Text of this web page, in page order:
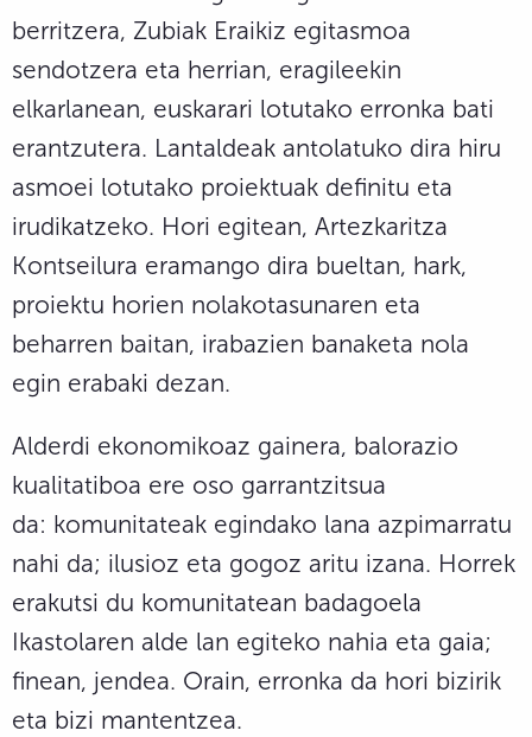
berritzera, Zubiak Eraikiz egitasmoa
sendotzera eta herrian, eragileekin
elkarlanean, euskarari lotutako erronka bati
erantzutera. Lantaldeak antolatuko dira hiru
asmoei lotutako proiektuak definitu eta
irudikatzeko. Hori egitean, Artezkaritza
Kontseilura eramango dira bueltan, hark,
proiektu horien nolakotasunaren eta
beharren baitan, irabazien banaketa nola
egin erabaki dezan.
Alderdi ekonomikoaz gainera, balorazio
kualitatiboa ere oso garrantzitsua
da: komunitateak egindako lana azpimarratu
nahi da; ilusioz eta gogoz aritu izana. Horrek
erakutsi du komunitatean badagoela
Ikastolaren alde lan egiteko nahia eta gaia;
finean, jendea. Orain, erronka da hori bizirik
eta bizi mantentzea.